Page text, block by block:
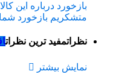
بازخورد درباره این کالا
متشکریم بازخورد
نظراتمفید ترین نظرات
نمایش بیشتر